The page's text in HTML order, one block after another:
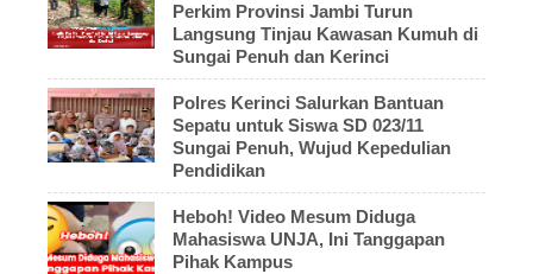
Perkim Provinsi Jambi Turun
Langsung Tinjau Kawasan Kumuh di
Sungai Penuh dan Kerinci
Polres Kerinci Salurkan Bantuan
Sepatu untuk Siswa SD 023/11
Sungai Penuh, Wujud Kepedulian
Pendidikan
Heboh! Video Mesum Diduga
Mahasiswa UNJA, Ini Tanggapan
Pihak Kampus